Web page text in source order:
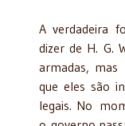
A verdadeira
dizer de H. G.
armadas,
que eles são
legais. No